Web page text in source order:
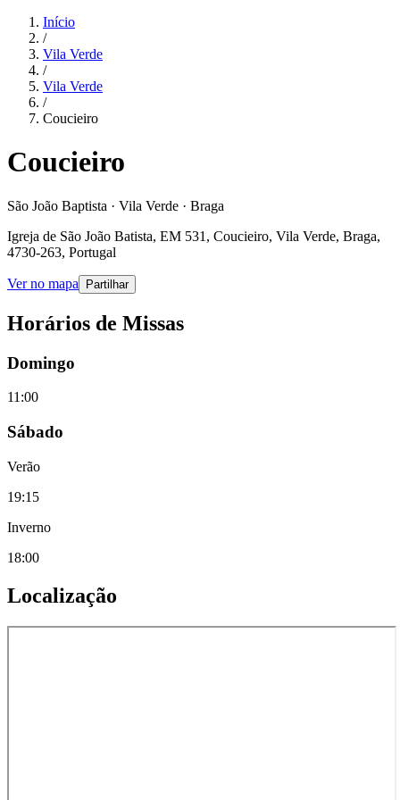
Início
/
Vila Verde
/
Vila Verde
/
Coucieiro
Coucieiro
São João Baptista · Vila Verde · Braga
Igreja de São João Batista, EM 531, Coucieiro, Vila Verde, Braga,
4730-263, Portugal
Ver no mapa Partilhar
Horários de Missas
Domingo
11:00
Sábado
Verão
19:15
Inverno
18:00
Localização